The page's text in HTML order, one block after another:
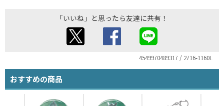
「いいね」と思ったら友達に共有！
4549970489317 / 2716-1160L
おすすめの商品